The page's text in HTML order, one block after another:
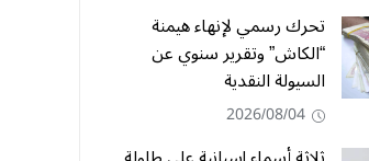
تحرك رسمي لإنهاء هيمنة
“الكاش” وتقرير سنوي عن
السيولة النقدية
2026/08/04